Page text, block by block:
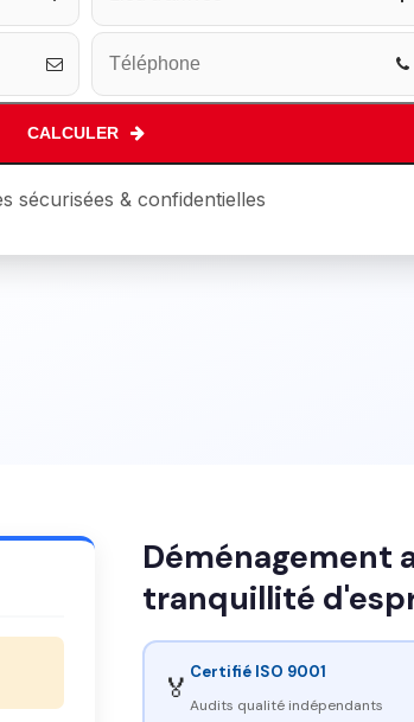
CALCULER
sécurisées & confidentielles
Déménagement
tranquillité
🏅 Certifié ISO 9001
Audits qualité indépendants